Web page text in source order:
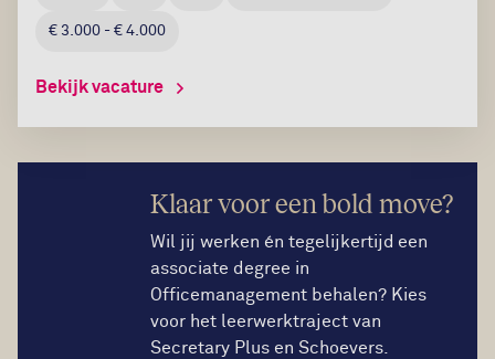
€ 3.000 - € 4.000
Bekijk vacature
Klaar voor een bold move?
Wil jij werken én tegelijkertijd een
associate degree in
Officemanagement behalen? Kies
voor het leerwerktraject van
Secretary Plus en Schoevers.